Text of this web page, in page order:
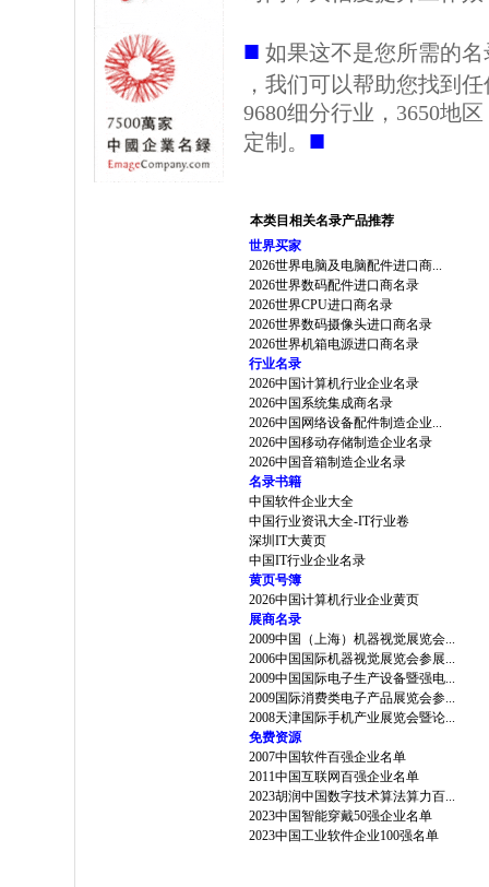
■ 如果这不是您所需的
，我们可以帮助您找到
9680细分行业，3650地
定制。 ■
本类目相关名录产品推荐
世界买家
2026世界电脑及电脑配件进口商...
2026世界数码配件进口商名录
2026世界CPU进口商名录
2026世界数码摄像头进口商名录
2026世界机箱电源进口商名录
行业名录
2026中国计算机行业企业名录
2026中国系统集成商名录
2026中国网络设备配件制造企业...
2026中国移动存储制造企业名录
2026中国音箱制造企业名录
名录书籍
中国软件企业大全
中国行业资讯大全-IT行业卷
深圳IT大黄页
中国IT行业企业名录
黄页号簿
2026中国计算机行业企业黄页
展商名录
2009中国（上海）机器视觉展览会...
2006中国国际机器视觉展览会参展...
2009中国国际电子生产设备暨强电...
2009国际消费类电子产品展览会参...
2008天津国际手机产业展览会暨论...
免费资源
2007中国软件百强企业名单
2011中国互联网百强企业名单
2023胡润中国数字技术算法算力百...
2023中国智能穿戴50强企业名单
2023中国工业软件企业100强名单